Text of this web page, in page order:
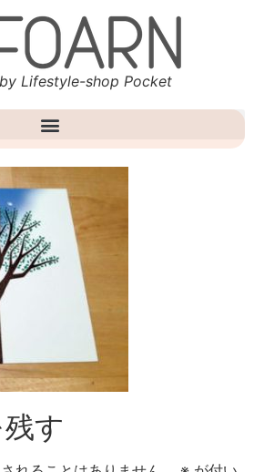
Lifestyle-shop Pocket
す